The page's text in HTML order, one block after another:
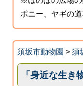
ポニー、ヤギの
須坂市動物園 > 須
「身近な生き